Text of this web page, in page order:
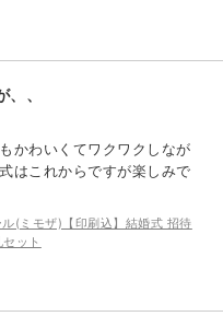
、
かわいくてワクワクしなが
はこれからですが楽しみで
(ミモザ)【印刷込】結婚式 招待
ット